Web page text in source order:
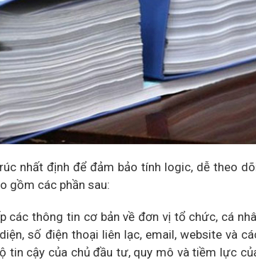
nhất định để đảm bảo tính logic, dễ theo
gồm các phần sau:
các thông tin cơ bản về đơn vị tổ chức, cá
số điện thoại liên lạc, email, website và
tin cậy của chủ đầu tư, quy mô và tiềm lực